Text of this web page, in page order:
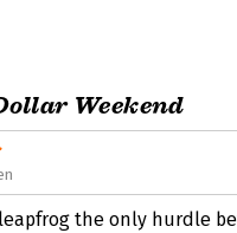
Weekend
the only hurdle